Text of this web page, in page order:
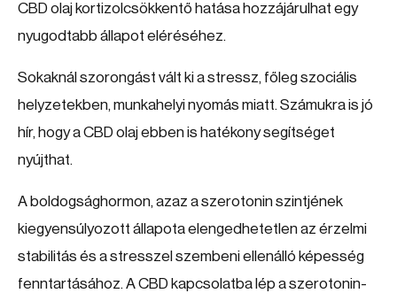
CBD olaj kortizolcsökkentő hatása hozzájárulhat egy
nyugodtabb állapot eléréséhez.
Sokaknál szorongást vált ki a stressz, főleg szociális
helyzetekben, munkahelyi nyomás miatt. Számukra is jó
hír, hogy a CBD olaj ebben is hatékony segítséget
nyújthat.
A boldogsághormon, azaz a szerotonin szintjének
kiegyensúlyozott állapota elengedhetetlen az érzelmi
stabilitás és a stresszel szembeni ellenálló képesség
fenntartásához. A CBD kapcsolatba lép a szerotonin-